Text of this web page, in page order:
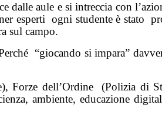
aule e si intreccia con
esperti ogni studente è stato
sul campo.
“giocando si impara”
Forze dell’Ordine
(Polizia di
ambiente, educazione